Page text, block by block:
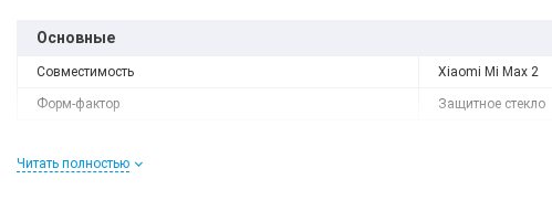
Основные
Совместимость Xiaomi Mi Max 2
Форм-фактор Защитное стекло
Читать полностью